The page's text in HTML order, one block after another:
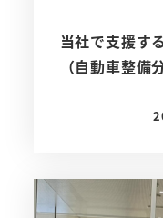
当社で支援す
（自動車整備